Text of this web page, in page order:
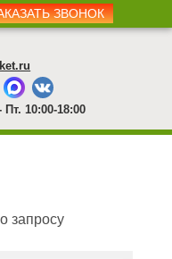
ЗВОНОК
10:00-18:00
запросу